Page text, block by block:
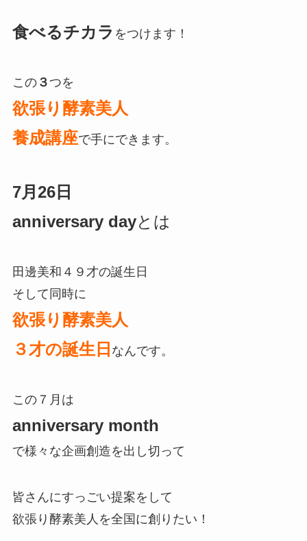
食べるチカラ をつけます！
この３つを
欲張り酵素美人
養成講座で手にできます。
7月26日
anniversary dayとは
田邊美和４９才の誕生日
そして同時に
欲張り酵素美人
３才の誕生日 なんです。
この７月は
anniversary month
で様々な企画創造を出し切って
皆さんにすっごい提案をして
欲張り酵素美人を全国に創りたい！